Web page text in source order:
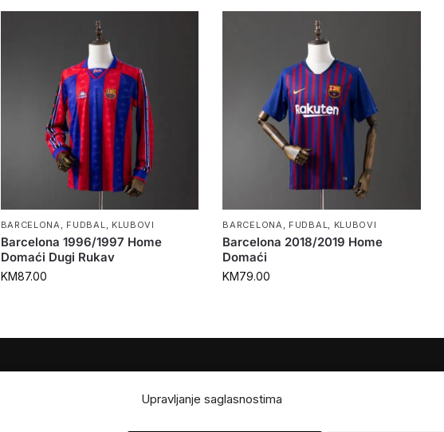
Upravljanje saglasnostima
BARCELONA FUDBAL KLUBOVI
Barcelona 1996/1997 Home
Domaći Dugi Rukav
KM87.00
BARCELONA FUDBAL KLUBOVI
Barcelona 2018/2019 Home
Domaći
KM79.00
POMOĆ